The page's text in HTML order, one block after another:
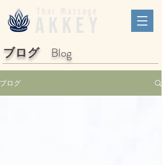
​ブログBlog
ブログ